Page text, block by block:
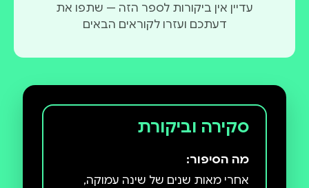
עדיין אין ביקורות לספר הזה — שתפו את
דעתכם ועזרו לקוראים הבאים
סקירה וביקורת
מה הסיפור:
אחרי מאות שנים של שינה עמוקה,